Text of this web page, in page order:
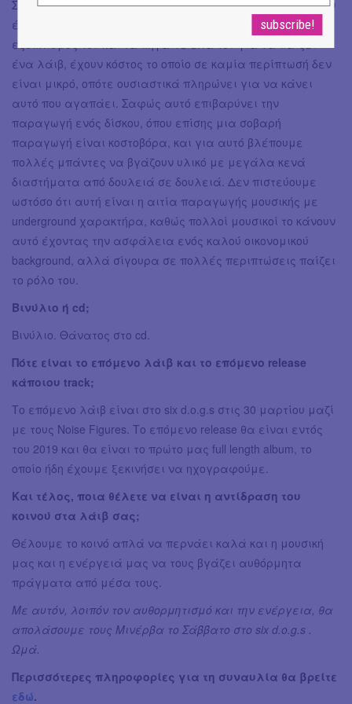
Σίγουρα είναι κακό διότι ένας μουσικός ακόμα και να μην
έχει επιλέξει να ζήσει από την μουσική, μόνο και μόνο ο
εξοπλισμός του και τα πήγαινε έλα του για να παίξει
ένα λάιβ, έχουν κόστος το οποίο σε καμία περίπτωσή δεν
είναι μικρό, οπότε ουσιαστικά πληρώνει για να κάνει
αυτό που αγαπάει. Σαφώς αυτό επιβαρύνει την
παραγωγή ενός δίσκου, όπου επίσης μια σοβαρή
παραγωγή είναι κοστοβόρα, και για αυτό βλέπουμε
πολλές μπάντες να βγάζουν υλικό με μεγάλα κενά
διαστήματα από δουλειά σε δουλειά. Δεν πιστεύουμε
ωστόσο ότι αυτή είναι η αιτία παραγωγής μουσικής με
underground χαρακτήρα, καθώς πολλοί μουσικοί το κάνουν
αυτό έχοντας την ασφάλεια ενός καλού οικονομικού
background, αλλά σίγουρα σε πολλές περιπτώσεις παίζει
το ρόλο του.
Βινύλιο ή cd;
Βινύλιο. Θάνατος στο cd.
Πότε είναι το επόμενο λάιβ και το επόμενο release
κάποιου track;
Το επόμενο λάιβ είναι στο six d.o.g.s στις 30 μαρτίου μαζί
με τους Noise Figures. Το επόμενο release θα είναι εντός
του 2019 και θα είναι το πρώτο μας full length album, το
οποίο ήδη έχουμε ξεκινήσει να ηχογραφούμε.
Και τέλος, ποια θέλετε να είναι η αντίδραση του
κοινού στα λάιβ σας;
Θέλουμε το κοινό απλά να περνάει καλά και η μουσική
μας και η ενέργειά μας να τους βγάζει αυθόρμητα
πράγματα από μέσα τους.
Με αυτόν, λοιπόν τον αυθορμητισμό και την ενέργεια, θα
απολάσουμε τους Μινέρβα το Σάββατο στο six d.o.g.s .
Ωμά.
Περισσότερες πληροφορίες για τη συναυλία θα βρείτε
εδώ.